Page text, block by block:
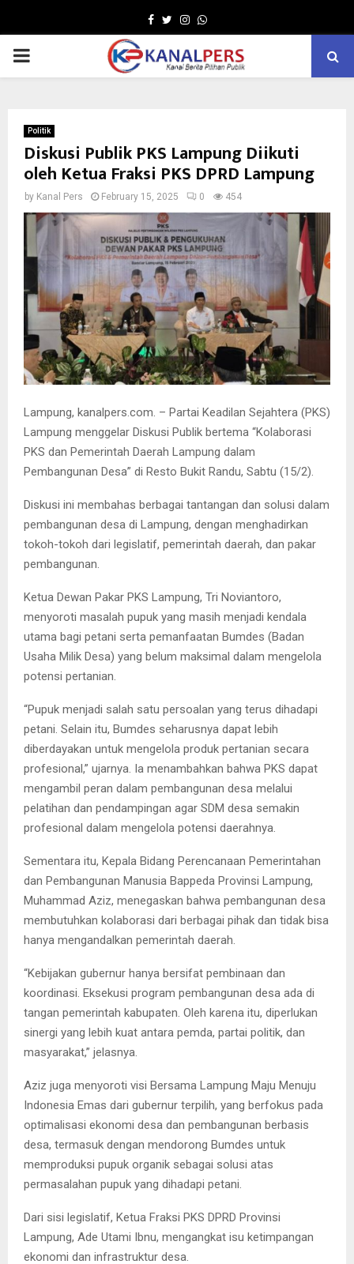
Facebook
TwitterInstagram
Whatsapp
PRIMARY
Politik
Diskusi Publik PKS Lampung Diikuti
oleh Ketua Fraksi PKS DPRD Lampung
by Kanal Pers February 15, 2025 0 454
Lampung, kanalpers.com. – Partai Keadilan Sejahtera (PKS)
Lampung menggelar Diskusi Publik bertema “Kolaborasi
PKS dan Pemerintah Daerah Lampung dalam
Pembangunan Desa” di Resto Bukit Randu, Sabtu (15/2).
Diskusi ini membahas berbagai tantangan dan solusi dalam
pembangunan desa di Lampung, dengan menghadirkan
tokoh-tokoh dari legislatif, pemerintah daerah, dan pakar
pembangunan.
Ketua Dewan Pakar PKS Lampung, Tri Noviantoro,
menyoroti masalah pupuk yang masih menjadi kendala
utama bagi petani serta pemanfaatan Bumdes (Badan
Usaha Milik Desa) yang belum maksimal dalam mengelola
potensi pertanian.
“Pupuk menjadi salah satu persoalan yang terus dihadapi
petani. Selain itu, Bumdes seharusnya dapat lebih
diberdayakan untuk mengelola produk pertanian secara
profesional,” ujarnya. Ia menambahkan bahwa PKS dapat
mengambil peran dalam pembangunan desa melalui
pelatihan dan pendampingan agar SDM desa semakin
profesional dalam mengelola potensi daerahnya.
Sementara itu, Kepala Bidang Perencanaan Pemerintahan
dan Pembangunan Manusia Bappeda Provinsi Lampung,
Muhammad Aziz, menegaskan bahwa pembangunan desa
membutuhkan kolaborasi dari berbagai pihak dan tidak bisa
hanya mengandalkan pemerintah daerah.
“Kebijakan gubernur hanya bersifat pembinaan dan
koordinasi. Eksekusi program pembangunan desa ada di
tangan pemerintah kabupaten. Oleh karena itu, diperlukan
sinergi yang lebih kuat antara pemda, partai politik, dan
masyarakat,” jelasnya.
Aziz juga menyoroti visi Bersama Lampung Maju Menuju
Indonesia Emas dari gubernur terpilih, yang berfokus pada
optimalisasi ekonomi desa dan pembangunan berbasis
desa, termasuk dengan mendorong Bumdes untuk
memproduksi pupuk organik sebagai solusi atas
permasalahan pupuk yang dihadapi petani.
Dari sisi legislatif, Ketua Fraksi PKS DPRD Provinsi
Lampung, Ade Utami Ibnu, mengangkat isu ketimpangan
ekonomi dan infrastruktur desa.